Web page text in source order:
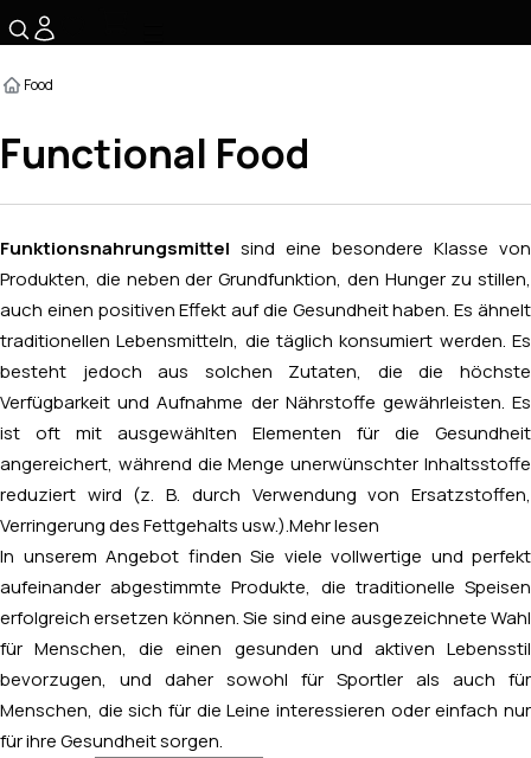
Food
Functional Food
Funktionsnahrungsmittel sind eine besondere Klasse von
Produkten, die neben der Grundfunktion, den Hunger zu stillen,
auch einen positiven Effekt auf die Gesundheit haben. Es ähnelt
traditionellen Lebensmitteln, die täglich konsumiert werden. Es
besteht jedoch aus solchen Zutaten, die die höchste
Verfügbarkeit und Aufnahme der Nährstoffe gewährleisten. Es
ist oft mit ausgewählten Elementen für die Gesundheit
angereichert, während die Menge unerwünschter Inhaltsstoffe
reduziert wird (z. B. durch Verwendung von Ersatzstoffen,
Verringerung des Fettgehalts usw.). Mehr lesen
In unserem Angebot finden Sie viele vollwertige und perfekt
aufeinander abgestimmte Produkte, die traditionelle Speisen
erfolgreich ersetzen können.Sie sind eine ausgezeichnete Wahl
für Menschen, die einen gesunden und aktiven Lebensstil
bevorzugen, und daher sowohl für Sportler als auch für
Menschen, die sich für die Leine interessieren oder einfach nur
für ihre Gesundheit sorgen.